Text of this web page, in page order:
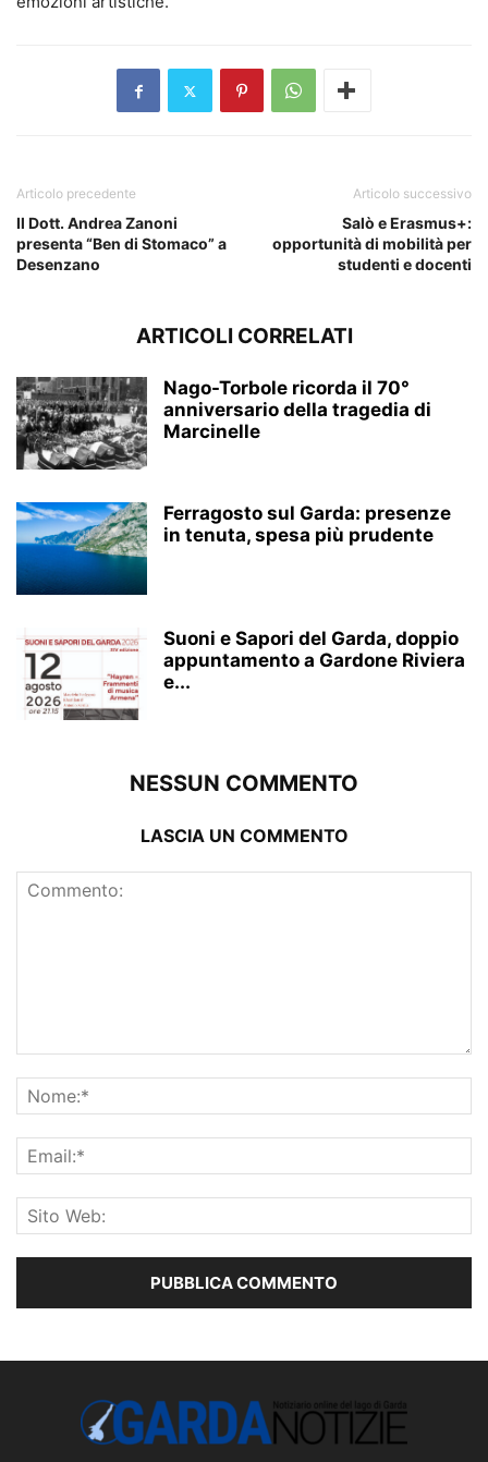
Articolo precedente
Il Dott. Andrea Zanoni
presenta “Ben di Stomaco” a
Desenzano
Articolo successivo
Salò e Erasmus+:
opportunità di mobilità per
studenti e docenti
ARTICOLI CORRELATI
Nago-Torbole ricorda il 70°
anniversario della tragedia di
Marcinelle
Ferragosto sul Garda: presenze
in tenuta, spesa più prudente
Suoni e Sapori del Garda, doppio
appuntamento a Gardone Riviera
e...
NESSUN COMMENTO
LASCIA UN COMMENTO